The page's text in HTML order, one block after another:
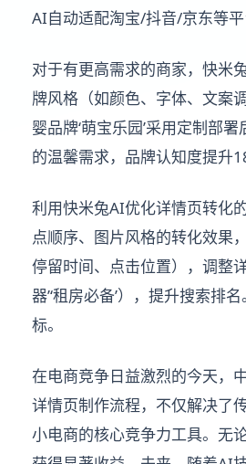
AI自动适配淘宝/抖音/京东等
对于有更高需求的商家，快米
牌风格（如颜色、字体、文案
婴品牌‘萌宝乐园’采用定制部
的温馨需求，品牌认知度提升
利用快米兔AI优化详情页转化
点顺序、图片风格的转化效果
停留时间、点击位置），调整
器’‘租房必备’），提升搜索
标。
在电商竞争日益激烈的今天，
详情页制作流程，不仅解决了
小电商的核心竞争力工具。无